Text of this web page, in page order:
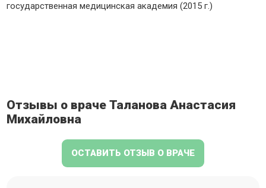
государственная медицинская академия (2015 г.)
Отзывы о враче Таланова Анастасия
Михайловна
ОСТАВИТЬ ОТЗЫВ О ВРАЧЕ